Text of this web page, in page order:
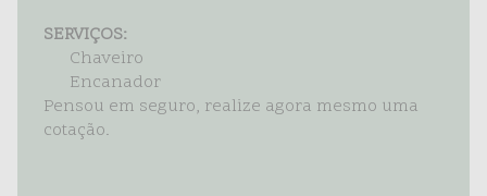
SERVIÇOS:
Chaveiro
Encanador
Pensou em seguro, realize agora mesmo uma
cotação.